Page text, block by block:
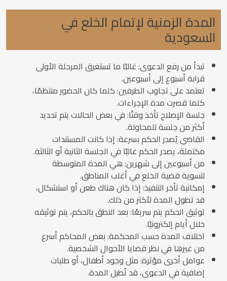
المدة الزمنية لإتمام الخلع في
السعودية
تبدأ من رفع الدعوى: غالبًا ما تستغرق المرحلة الأولى
قرابة أسبوع إلى أسبوعين.
تعتمد على تجاوب الطرفين: كلما كان الحضور منتظمًا،
كلما قصرت مدة الإجراءات.
جلسة الإصلاح تأخذ وقتًا: في بعض الحالات يتم تحديد
أكثر من جلسة للمحاولة.
القاضي يُصدر الحكم بسرعة: إذا كانت المستندات
مكتملة، يصدر الحكم غالبًا في الجلسة الثانية أو الثالثة.
من أسبوعين إلى شهرين: هي المدة المتوسطة
لتسوية قضية الخلع في أغلب المناطق.
إمكانية تأخر التنفيذ: إذا كان هناك طعن أو استشكال،
قد تطول المدة لأكثر من ذلك.
توثيق الحكم يتم سريعًا: بعد النطق بالحكم، يتم توثيقه
خلال أيام إلكترونيًا.
اختلاف المدة حسب المحكمة: بعض المحاكم أسرع
من غيرها في نظر قضايا الأحوال الشخصية.
عوامل أخرى مؤثرة: مثل وجود أطفال، أو طلبات
إضافية في الدعوى، قد تُطيل المدة.